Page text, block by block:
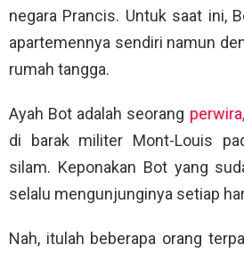
negara Prancis. Untuk saat ini,
apartemennya sendiri namun
rumah tangga.
Ayah Bot adalah seorang perwira,
di barak militer Mont-Louis
silam. Keponakan Bot yang
selalu mengunjunginya setiap
Nah, itulah beberapa orang